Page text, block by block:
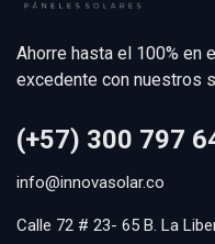
Ahorre hasta el 100% en
excedente con nuestros
(+57) 300 797
info@innovasolar.co
Calle 72 # 23- 65 B. La